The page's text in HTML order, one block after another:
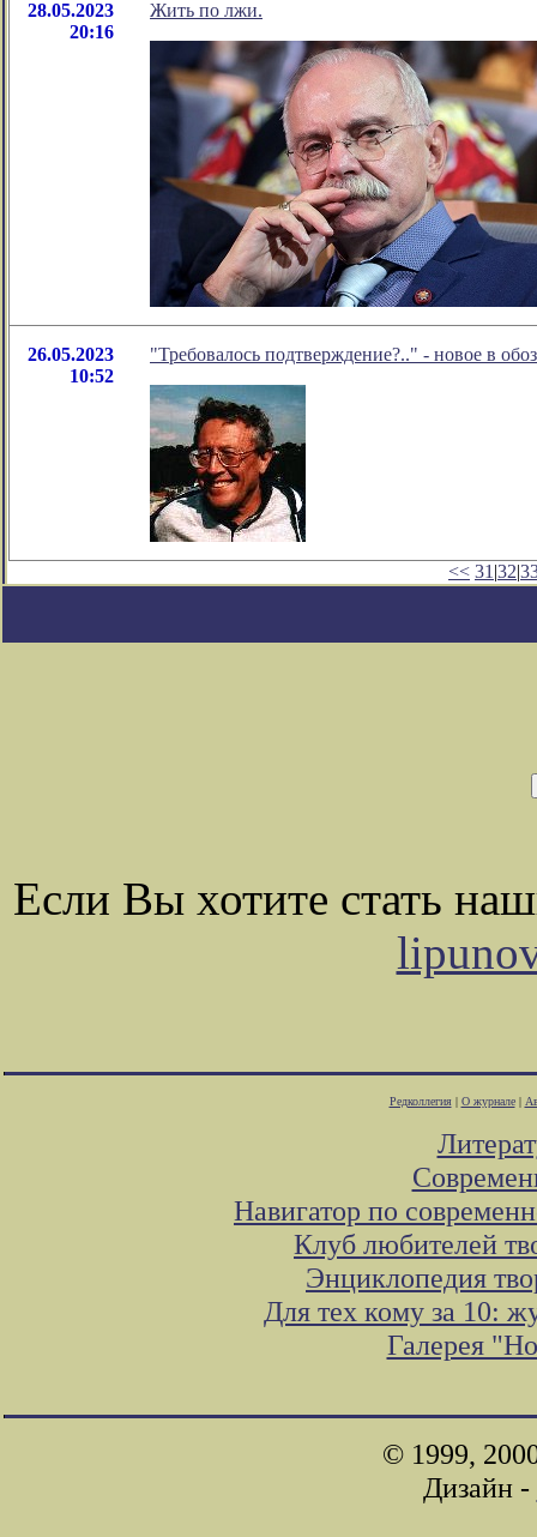
28.05.2023
20:16
Жить по лжи.
26.05.2023
10:52
"Требовалось подтверждение?.." - новое в
<< 31 |32|
Если Вы хотите стать
Редколлегия| О журнале|
Навигатор по
Клуб любителей
Энциклопедия
Для тех кому за 10:
Галерея
© 1999,
Дизайн -